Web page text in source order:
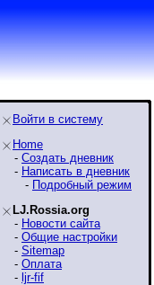
Войти в систему
Home
- Создать дневник
- Написать в дневник
- Подробный режим
LJ.Rossia.org
- Новости сайта
- Общие настройки
- Sitemap
- Оплата
- ljr-fif